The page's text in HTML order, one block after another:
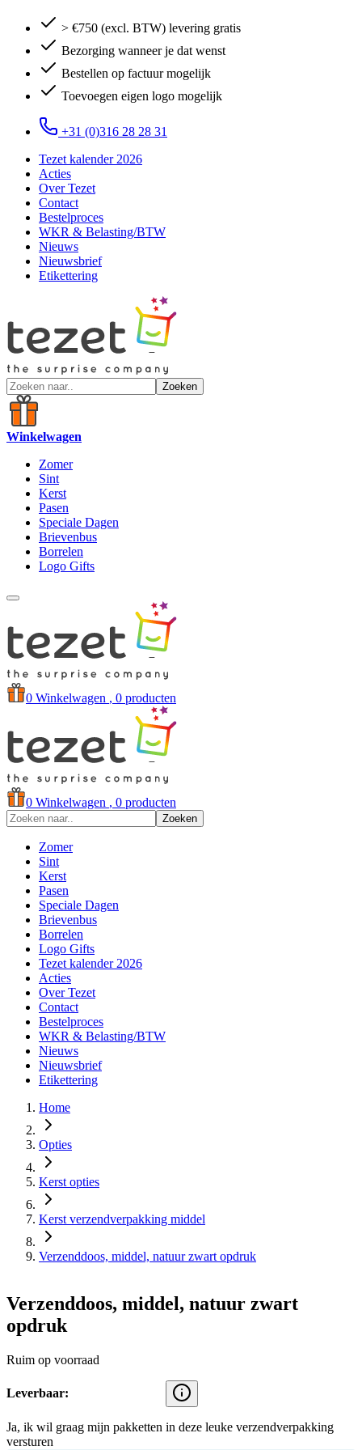
> €750 (excl. BTW) levering gratis
Bezorging wanneer je dat wenst
Bestellen op factuur mogelijk
Toevoegen eigen logo mogelijk
+31 (0)316 28 28 31
Tezet kalender 2026
Acties
Over Tezet
Contact
Bestelproces
WKR & Belasting/BTW
Nieuws
Nieuwsbrief
Etikettering
Zoeken
Winkelwagen
Zomer
Sint
Kerst
Pasen
Speciale Dagen
Brievenbus
Borrelen
Logo Gifts
0 Winkelwagen , 0 producten
0 Winkelwagen , 0 producten
Zoeken
Zomer
Sint
Kerst
Pasen
Speciale Dagen
Brievenbus
Borrelen
Logo Gifts
Tezet kalender 2026
Acties
Over Tezet
Contact
Bestelproces
WKR & Belasting/BTW
Nieuws
Nieuwsbrief
Etikettering
Home
Opties
Kerst opties
Kerst verzendverpakking middel
Verzenddoos, middel, natuur zwart opdruk
Verzenddoos, middel, natuur zwart
opdruk
Ruim op voorraad
Leverbaar:
Ja, ik wil graag mijn pakketten in deze leuke verzendverpakking
versturen